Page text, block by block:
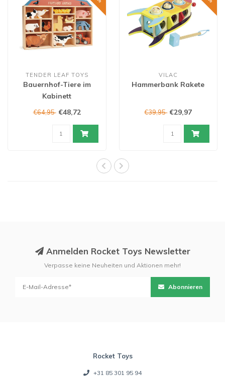
TENDER LEAF TOYS
Bauernhof-Tiere im
Kabinett
€64,95 €48,72
VILAC
Hammerbank Rakete
€39,95 €29,97
Anmelden Rocket Toys Newsletter
Verpasse keine Neuheiten und Aktionen mehr!
Abonnieren
Rocket Toys
+31 85 301 95 94